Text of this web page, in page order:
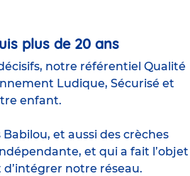
plus de 20 ans
notre référentiel Qualité
Ludique, Sécurisé et
enfant.
et aussi des crèches
et qui a fait l’objet
d’intégrer notre réseau.